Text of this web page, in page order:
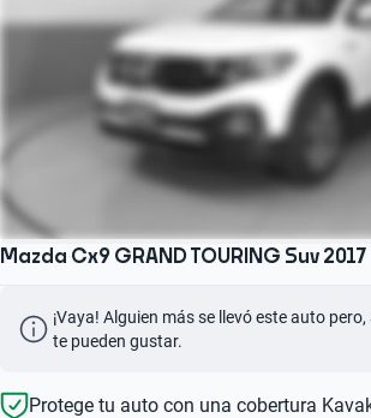
Mazda Cx9 GRAND TOURING Suv 2017
¡Vaya! Alguien más se llevó este auto
te pueden gustar.
Protege tu auto con una cobertura